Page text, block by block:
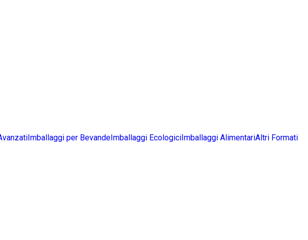
Imballaggi per BevandeImballaggi EcologiciImballaggi AlimentariAltri Formati